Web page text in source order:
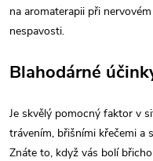
na aromaterapii při
nespavosti.
Blahodárné
Je skvělý pomocný faktor v
trávením, břišními křečemi a
Znáte to, když vás bolí